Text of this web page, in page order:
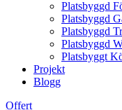
Platsbyggd
Platsbyggd
Platsbyggd
Platsbyggd
Platsbyggt
Projekt
Blogg
Offert